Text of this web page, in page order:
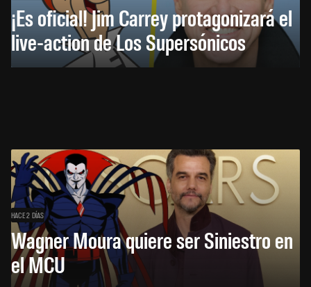
¡Es oficial! Jim Carrey protagonizará el
live-action de Los Supersónicos
HACE 2 DÍAS
Wagner Moura quiere ser Siniestro en
el MCU